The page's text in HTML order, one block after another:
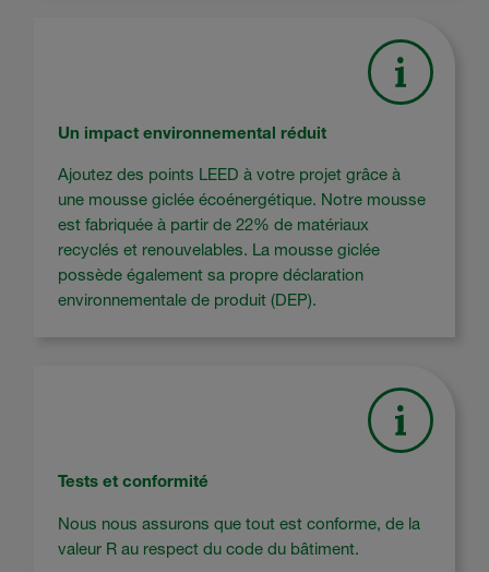
Un impact environnemental réduit
Ajoutez des points LEED à votre projet grâce à
une mousse giclée écoénergétique. Notre mousse
est fabriquée à partir de 22% de matériaux
recyclés et renouvelables. La mousse giclée
possède également sa propre déclaration
environnementale de produit (DEP).
Tests et conformité
Nous nous assurons que tout est conforme, de la
valeur R au respect du code du bâtiment.